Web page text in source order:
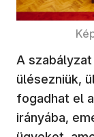
A
ülésezniük,
fogadhat el
irányába,